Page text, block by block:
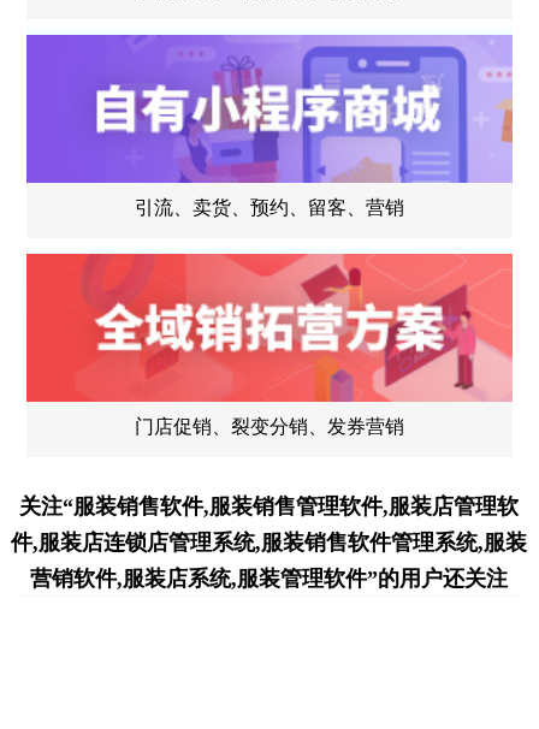
引流、卖货、预约、留客、营销
门店促销、裂变分销、发券营销
关注“服装销售软件,服装销售管理软件,服装店管理软
件,服装店连锁店管理系统,服装销售软件管理系统,服装
营销软件,服装店系统,服装管理软件”的用户还关注